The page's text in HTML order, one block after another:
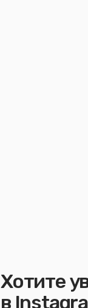
Хотите
в